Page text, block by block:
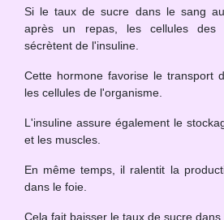
Si le taux de sucre dans le sang
après un repas, les cellules des
sécrètent de l'insuline.
Cette hormone favorise le transport
les cellules de l'organisme.
L'insuline assure également le
et les muscles.
En même temps, il ralentit la
dans le foie.
Cela fait baisser le taux de sucre dans